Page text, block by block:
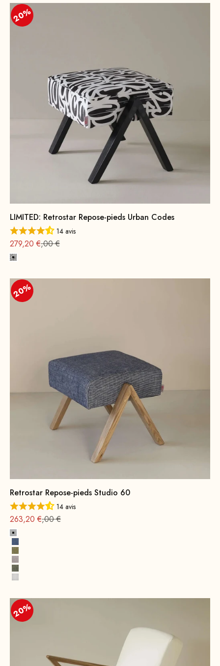
20%
LIMITED: Retrostar Repose-pieds Urban Codes
14 avis
Prix
279,20 €Prix normal : 349
,00 €
Monochrome
20%
Retrostar Repose-pieds Studio 60
14 avis
Offre à partir de
263,20 €Prix normal : 329
,00 €
Gris platine
Bleu indigo
Laiton Jaune
Retro Rosé
Palmiers verts
Miami Blanc
20%